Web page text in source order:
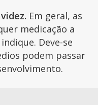
Em geral, as
medicação a
Deve-se
podem passar